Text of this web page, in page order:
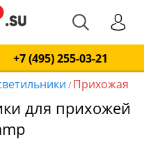
+7 (495) 255-03-21
/ Прихожая
для прихожей